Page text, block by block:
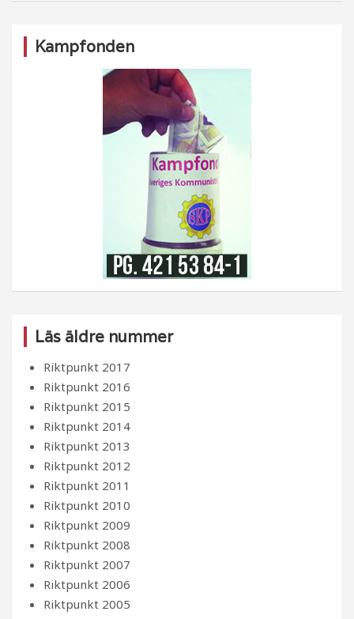
Kampfonden
Läs äldre nummer
Riktpunkt 2017
Riktpunkt 2016
Riktpunkt 2015
Riktpunkt 2014
Riktpunkt 2013
Riktpunkt 2012
Riktpunkt 2011
Riktpunkt 2010
Riktpunkt 2009
Riktpunkt 2008
Riktpunkt 2007
Riktpunkt 2006
Riktpunkt 2005